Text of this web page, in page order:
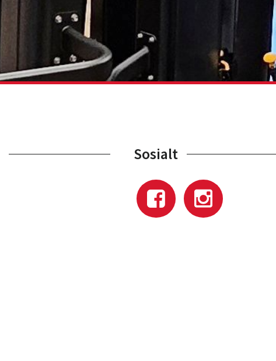
Sosialt